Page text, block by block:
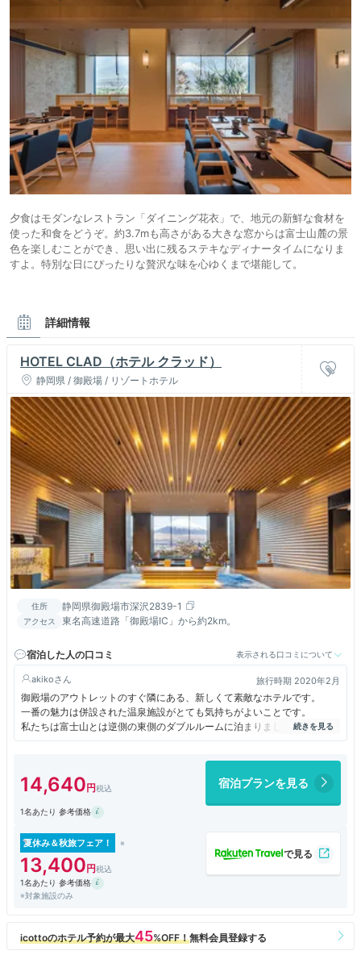
夕食はモダンなレストラン「ダイニング花衣」で、地元の新鮮な食材を
使った和食をどうぞ。約3.7mも高さがある大きな窓からは富士山麓の景
色を楽しむことができ、思い出に残るステキなディナータイムになりま
すよ。特別な日にぴったりな贅沢な味を心ゆくまで堪能して。
詳細情報
HOTEL CLAD（ホテル クラッド）
静岡県 / 御殿場 / リゾートホテル
住所 静岡県御殿場市深沢2839-1
アクセス 東名高速道路「御殿場IC」から約2km。
宿泊した人の口コミ 表示される口コミについて
akiko 旅行時期 2020年2月
御殿場のアウトレットのすぐ隣にある、新しくて素敵なホテルです。
一番の魅力は併設された温泉施設がとても気持ちがよいことです。
私たちは富士山とは逆側の東側のダブルルームに泊まりましたが、
西側の部屋と比較すると、窓が半分ぐらいの大きさです。
（温泉施設があるので、バスタブは不要です）
実際に広いと思います。
ダブルルームはベッドの右側に謎の棚があり、かえって危険だと思いま
また、ベットの入り口側に近い部分に段差があるので、
すねを打ちやすく、ベッドに座りにくい構造だと思います。
ただただ、とにかく新しいので快適に過ごせます。
温泉施設も最高に新しく快適でした。
本を読めるスペースや富士山展望スペースへは入れないように
柵がありました。
14,640 宿泊プランを見る
1名あたり 参考価格
夏休み＆秋旅フェア！
13,400
1名あたり 参考価格
※対象施設のみ